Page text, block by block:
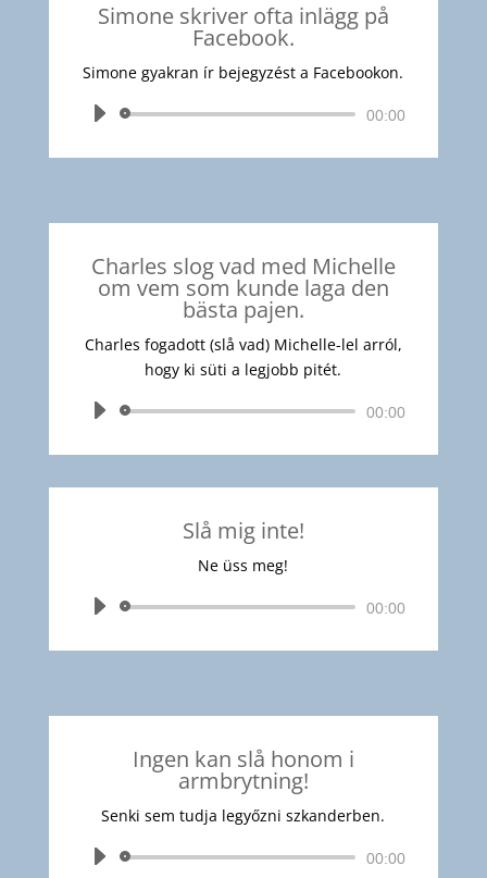
Simone skriver ofta inlägg på
Facebook.
Simone gyakran ír bejegyzést a Facebookon.
Audió
00:00
Charles slog vad med Michelle
om vem som kunde laga den
bästa pajen.
Charles fogadott (slå vad) Michelle-lel arról,
hogy ki süti a legjobb pitét.
Audió
00:00
Slå mig inte!
Ne üss meg!
Audió
00:00
Ingen kan slå honom i
armbrytning!
Senki sem tudja legyőzni szkanderben.
Audió
00:00